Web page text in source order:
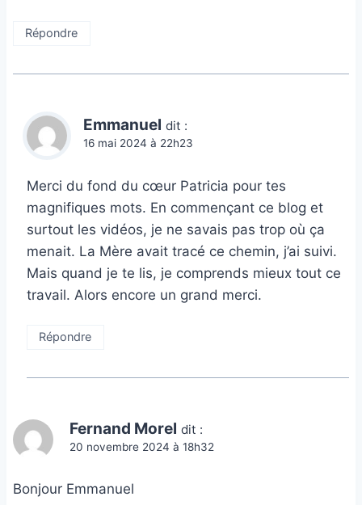
Répondre
Emmanuel dit :
16 mai 2024 à 22h23
Merci du fond du cœur Patricia pour tes
magnifiques mots. En commençant ce blog et
surtout les vidéos, je ne savais pas trop où ça
menait. La Mère avait tracé ce chemin, j’ai suivi.
Mais quand je te lis, je comprends mieux tout ce
travail. Alors encore un grand merci.
Répondre
Fernand Morel dit :
20 novembre 2024 à 18h32
Bonjour Emmanuel